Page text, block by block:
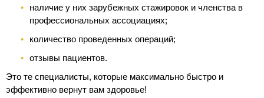
наличие у них зарубежных стажировок и членства в
профессиональных ассоциациях;
количество проведенных операций;
отзывы пациентов.
Это те специалисты, которые максимально быстро и
эффективно вернут вам здоровье!